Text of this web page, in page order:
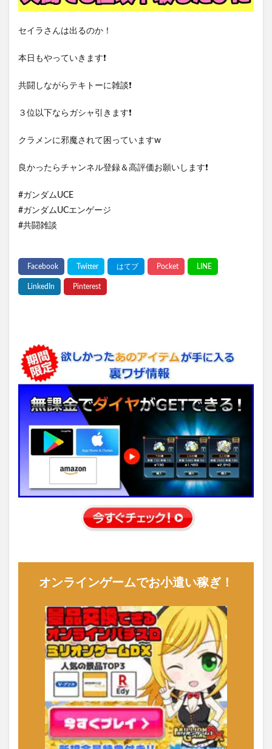
セイラさんは出るのか！
本日もやっていきます❗️
共闘しながらテキトーに雑談❗️
３位以下ならガシャ引きます❗️
クラメンに邪魔されて困っていますw
良かったらチャンネル登録＆高評価お願いします❗️
#ガンダムUCE
#ガンダムUCエンゲージ
#共闘雑談
オンラインゲームでお小遣い稼ぎ！